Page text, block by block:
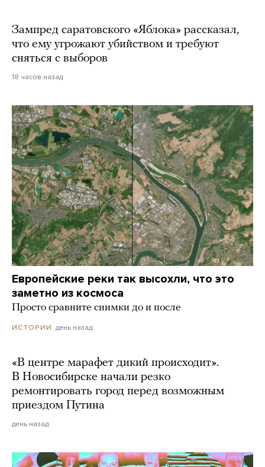
Зампред саратовского «Яблока» рассказал,
что ему угрожают убийством и требуют
сняться с выборов
18 часов назад
Европейские реки так высохли, что это
заметно из космоса
Просто сравните снимки до и после
ИСТОРИИ день назад
«В центре марафет дикий происходит».
В Новосибирске начали резко
ремонтировать город перед возможным
приездом Путина
день назад